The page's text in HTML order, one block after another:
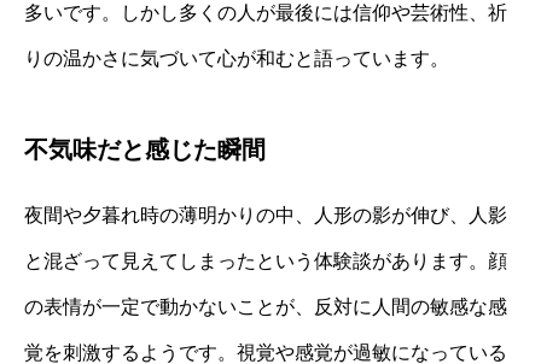
多いです。しかし多くの人が最後には信仰や芸術性、祈
りの温かさに気づいて心が和むと語っています。
不気味だと感じた瞬間
夜間や夕暮れ時の薄明かりの中、人形の影が伸び、人影
と混ざって見えてしまったという体験談があります。顔
の表情が一定で動かないことが、反対に人間の敏感な感
覚を刺激するようです。視覚や感覚が過敏になっている